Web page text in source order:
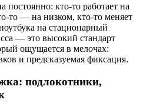
постоянно: кто-то работает на
то — на низком, кто-то меняет
на стационарный
— это высокий стандарт
ощущается в мелочах:
и предсказуемая фиксация.
подлокотники,